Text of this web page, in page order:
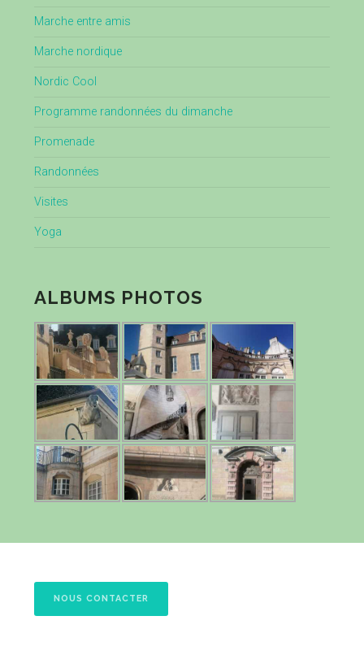
Marche entre amis
Marche nordique
Nordic Cool
Programme randonnées du dimanche
Promenade
Randonnées
Visites
Yoga
ALBUMS PHOTOS
NOUS CONTACTER